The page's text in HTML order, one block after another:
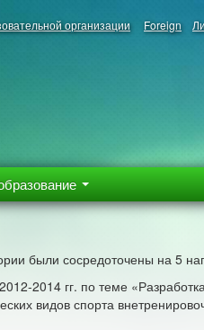
организации Foreign
были сосредоточены на 5
2014 гг. по теме
видов спорта